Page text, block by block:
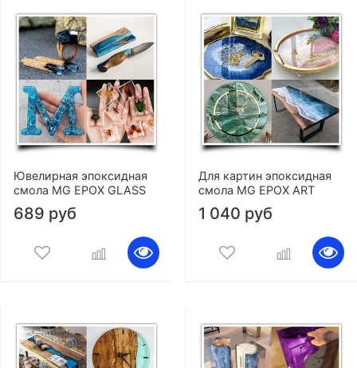
Ювелирная эпоксидная
смола MG EPOX GLASS
689 руб
Для картин эпоксидная
смола MG EPOX ART
1 040 руб